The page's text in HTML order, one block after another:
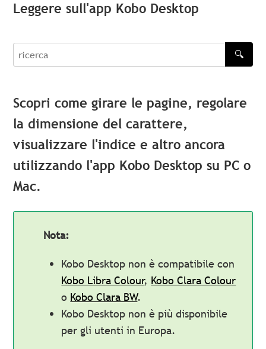
Leggere sull'app Kobo Desktop
recherche
🔍
Scopri come girare le pagine, regolare
la dimensione del carattere,
visualizzare l'indicee altro ancora
utilizzando l'app Kobo Desktop su PC o
Mac.
Nota:
Kobo Desktop non è compatibile con
Kobo Libra Colour, Kobo Clara Colour
o Kobo Clara BW.
Kobo Desktop non è più disponibile
per gli utenti in Europa.